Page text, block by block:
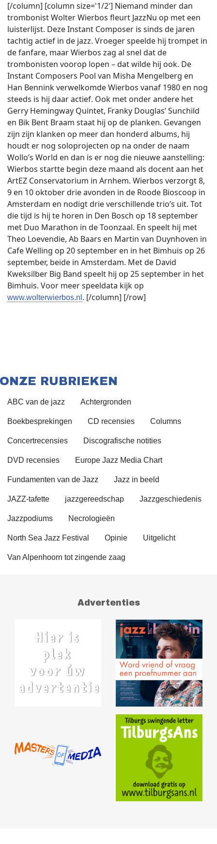
[/column] [column size='1/2'] Niemand minder dan
trombonist Wolter Wierbos fleurt JazzNu op met een
luisterlijst. Deze Instant Composer is sinds de jaren
tachtig actief in de jazz. Vroeger speelde hij trompet in
de fanfare, maar Wierbos zag al snel dat de
trombonisten voorop lopen – dat wilde hij ook. De
Instant Composers Pool van Misha Mengelberg en
Han Bennink verwelkomde Wierbos vanaf 1980 en nog
steeds is hij daar actief. Ook met onder andere het
Gerry Hemingway Quintet, Franky Douglas’ Sunchild
en Bik Bent Braam staat hij op de planken. Gevangen
zijn zijn klanken op meer dan honderd albums, hij
houdt er nog soloprojecten op na onder de naam
Wollo’s World en dan is er nog die nieuwe aanstelling:
Wierbos startte begin deze maand als docent aan het
ArtEZ Conservatorium in Arnhem. Wierbos verzorgt 8,
9 en 10 oktober drie avonden in de Roode Bioscoop in
Amsterdam en nodigt drie verschillende trio’s uit. Tot
die tijd is hij te horen in Den Bosch op 18 september
met Duo Marathon in de Toonzaal. En speelt hij met
Theo Loevendie, Ab Baars en Martin van Duynhoven in
Cafe Welling op 20 september en in het Bimhuis op 26
september, beide in Amsterdam. Met de David
Kweksilber Big Band speelt hij op 25 september in het
Bimhuis. Voor meer speeldata kijk op
www.wolterwierbos.nl . [/column] [/row]
ONZE RUBRIEKEN
ABC van de jazz Achtergronden
Boekbesprekingen CD recensies Columns
Concertrecensies Discografische notities
DVD recensies Europe Jazz Media Chart
Fundamenten van de Jazz Jazz in beeld
JAZZ-tafette jazzgereedschap Jazzgeschiedenis
Jazzpodiums Necrologieën
North Sea Jazz Festival Opinie Uitgelicht
Van Alpenhoorn tot zingende zaag
Advertenties